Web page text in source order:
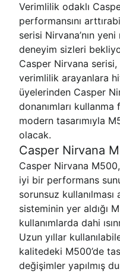
Verimlilik odaklı
performansını
serisi Nirvana’nın
deneyim sizleri
Casper Nirvana
verimlilik arayanlara
üyelerinden Casper
donanımları kullanma
modern tasarımıyla
olacak.
Casper Nirvana
Casper Nirvana
iyi bir performans
sorunsuz
sisteminin yer aldığı
kullanımlarda dahi
Uzun yıllar
kalitedeki M500’de
değişimler yapılmış